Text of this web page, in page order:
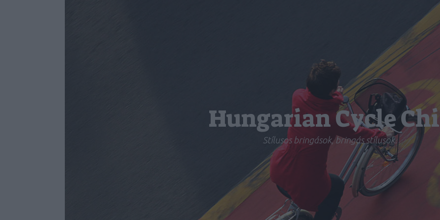
Hungarian Cycle
Stílusos bringások, bringás stílusok.